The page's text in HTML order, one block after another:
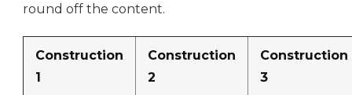
round off the content.
Construction
1
Construction
2
Construction
3